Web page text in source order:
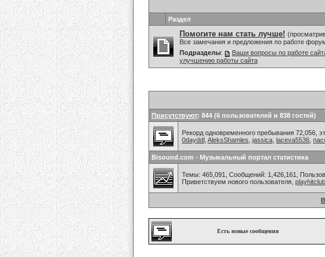
Раздел
Помогите нам стать лучше!
Все замечания и предложения по работе
Подразделы: Ваши вопросы по работе
улучшению работы сайта
Присутствуют: 844 (6 пользователей и 838 гостей)
Рекорд одновременного пребывания 72,056,
0dayddl AleksShamles jassica laceva5536
Bisound.com - Музыкальный портал статистика
Темы: 465,091, Сообщений: 1,426,161,
Приветствуем нового пользователя,
Есть новые сообщения